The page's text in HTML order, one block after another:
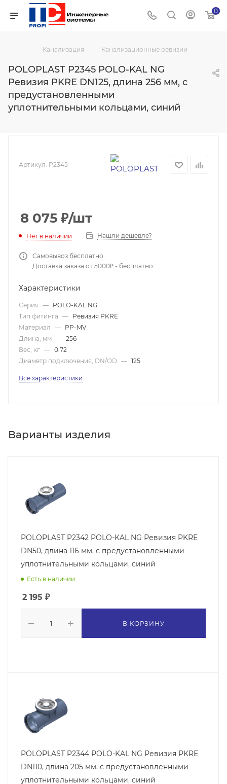
0
— — Канализация — Канализационные ревизии —
POLOPLAST P2345 POLO-KAL NG
Ревизия PKRE DN125, длина 256 мм, с
предустановленными
уплотнительными кольцами, синий
Артикул: P2345
8 075 ₽/шт
Нет в наличии Нашли дешевле?
Самовывоз бесплатно.
Доставка заказа от 5000₽ - бесплатно.
Характеристики
Серия — POLO-KAL NG
Тип фитинга — Ревизия PKRE
Материал — PP-MV
Длина, мм — 256
Вес, кг — 0.72
Диаметр подключения, DN/OD — 125
Все характеристики
Варианты изделия
POLOPLAST P2342 POLO-KAL NG Ревизия PKRE
DN50, длина 116 мм, с предустановленными
уплотнительными кольцами, синий
Есть в наличии
2 195 ₽
В КОРЗИНУ
POLOPLAST P2344 POLO-KAL NG Ревизия PKRE
DN110, длина 205 мм, с предустановленными
уплотнительными кольцами, синий